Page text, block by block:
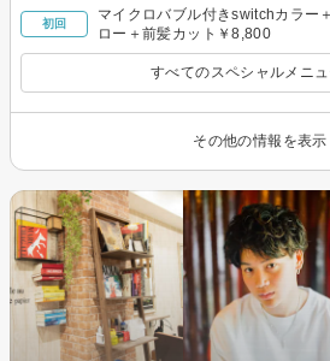
初回
マイクロバブル付きswitchカラー
ロー＋前髪カット￥8,800
すべてのスペシャルメニ
その他の情報を表示